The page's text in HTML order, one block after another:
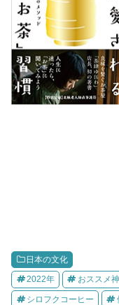
日本の文化
2022年 おススメ
シロフクコーヒー